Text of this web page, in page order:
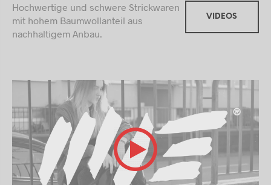
Hochwertige und schwere Strickwaren
mit hohem Baumwollanteil aus
nachhaltigem Anbau.
VIDEOS